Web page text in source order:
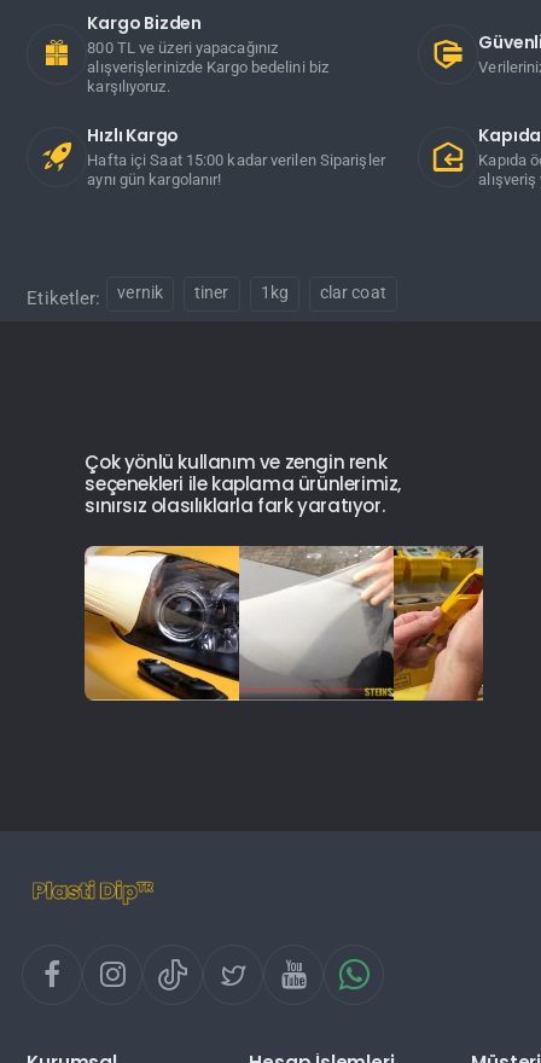
Kargo Bizden
800 TL ve üzeri yapacağınız
alışverişlerinizde Kargo bedelini biz
karşılıyoruz.
Hızlı Kargo
Hafta içi Saat 15:00 kadar verilen Siparişler
aynı gün kargolanır!
Kapıda
Etiketler: vernik tiner 1kg clar coat
Çok yönlü kullanım ve zengin renk
seçenekleri ile kaplama ürünlerimiz,
sınırsız olasılıklarla fark yaratıyor.